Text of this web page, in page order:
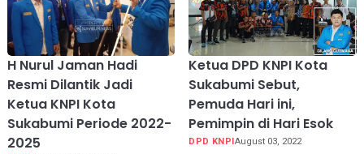
H Nurul Jaman Hadi
Resmi Dilantik Jadi
Ketua KNPI Kota
Sukabumi Periode 2022-
2025
Ketua DPD KNPI Kota
Sukabumi Sebut,
Pemuda Hari ini,
Pemimpin di Hari Esok
DPD KNPIAugust 03, 2022